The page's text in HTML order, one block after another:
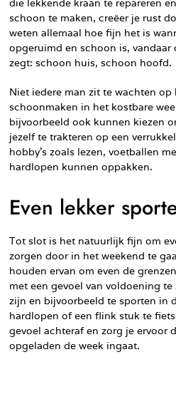
die lekkende kraan te repareren
schoon te maken, creëer je rust
weten allemaal hoe fijn het is
opgeruimd en schoon is, vandaar
zegt: schoon huis, schoon hoofd.
Niet iedere man zit te wachten
schoonmaken in het kostbare
bijvoorbeeld ook kunnen kiezen
jezelf te trakteren op een
hobby’s zoals lezen, voetballen
hardlopen kunnen oppakken.
Even lekker
Tot slot is het natuurlijk fijn om
zorgen door in het weekend te
houden ervan om even de
met een gevoel van voldoening
zijn en bijvoorbeeld te sporten in
hardlopen of een flink stuk te
gevoel achteraf en zorg je ervoor
opgeladen de week ingaat.